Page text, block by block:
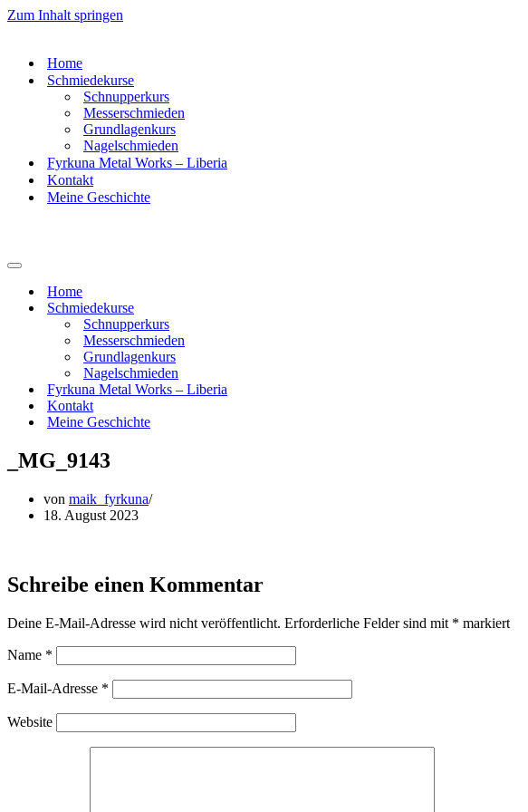
Zum Inhalt springen
Home
Schmiedekurse
Schnupperkurs
Messerschmieden
Grundlagenkurs
Nagelschmieden
Fyrkuna Metal Works – Liberia
Kontakt
Meine Geschichte
Navigationsmenü
Home
Schmiedekurse
Schnupperkurs
Messerschmieden
Grundlagenkurs
Nagelschmieden
Fyrkuna Metal Works – Liberia
Kontakt
Meine Geschichte
_MG_9143
von maik_fyrkuna
18. August 2023
Schreibe einen Kommentar
Deine E-Mail-Adresse wird nicht veröffentlicht. Erforderliche Felder sind mit * markiert
Name *
E-Mail-Adresse *
Website